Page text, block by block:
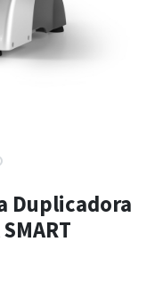
Duplicadora